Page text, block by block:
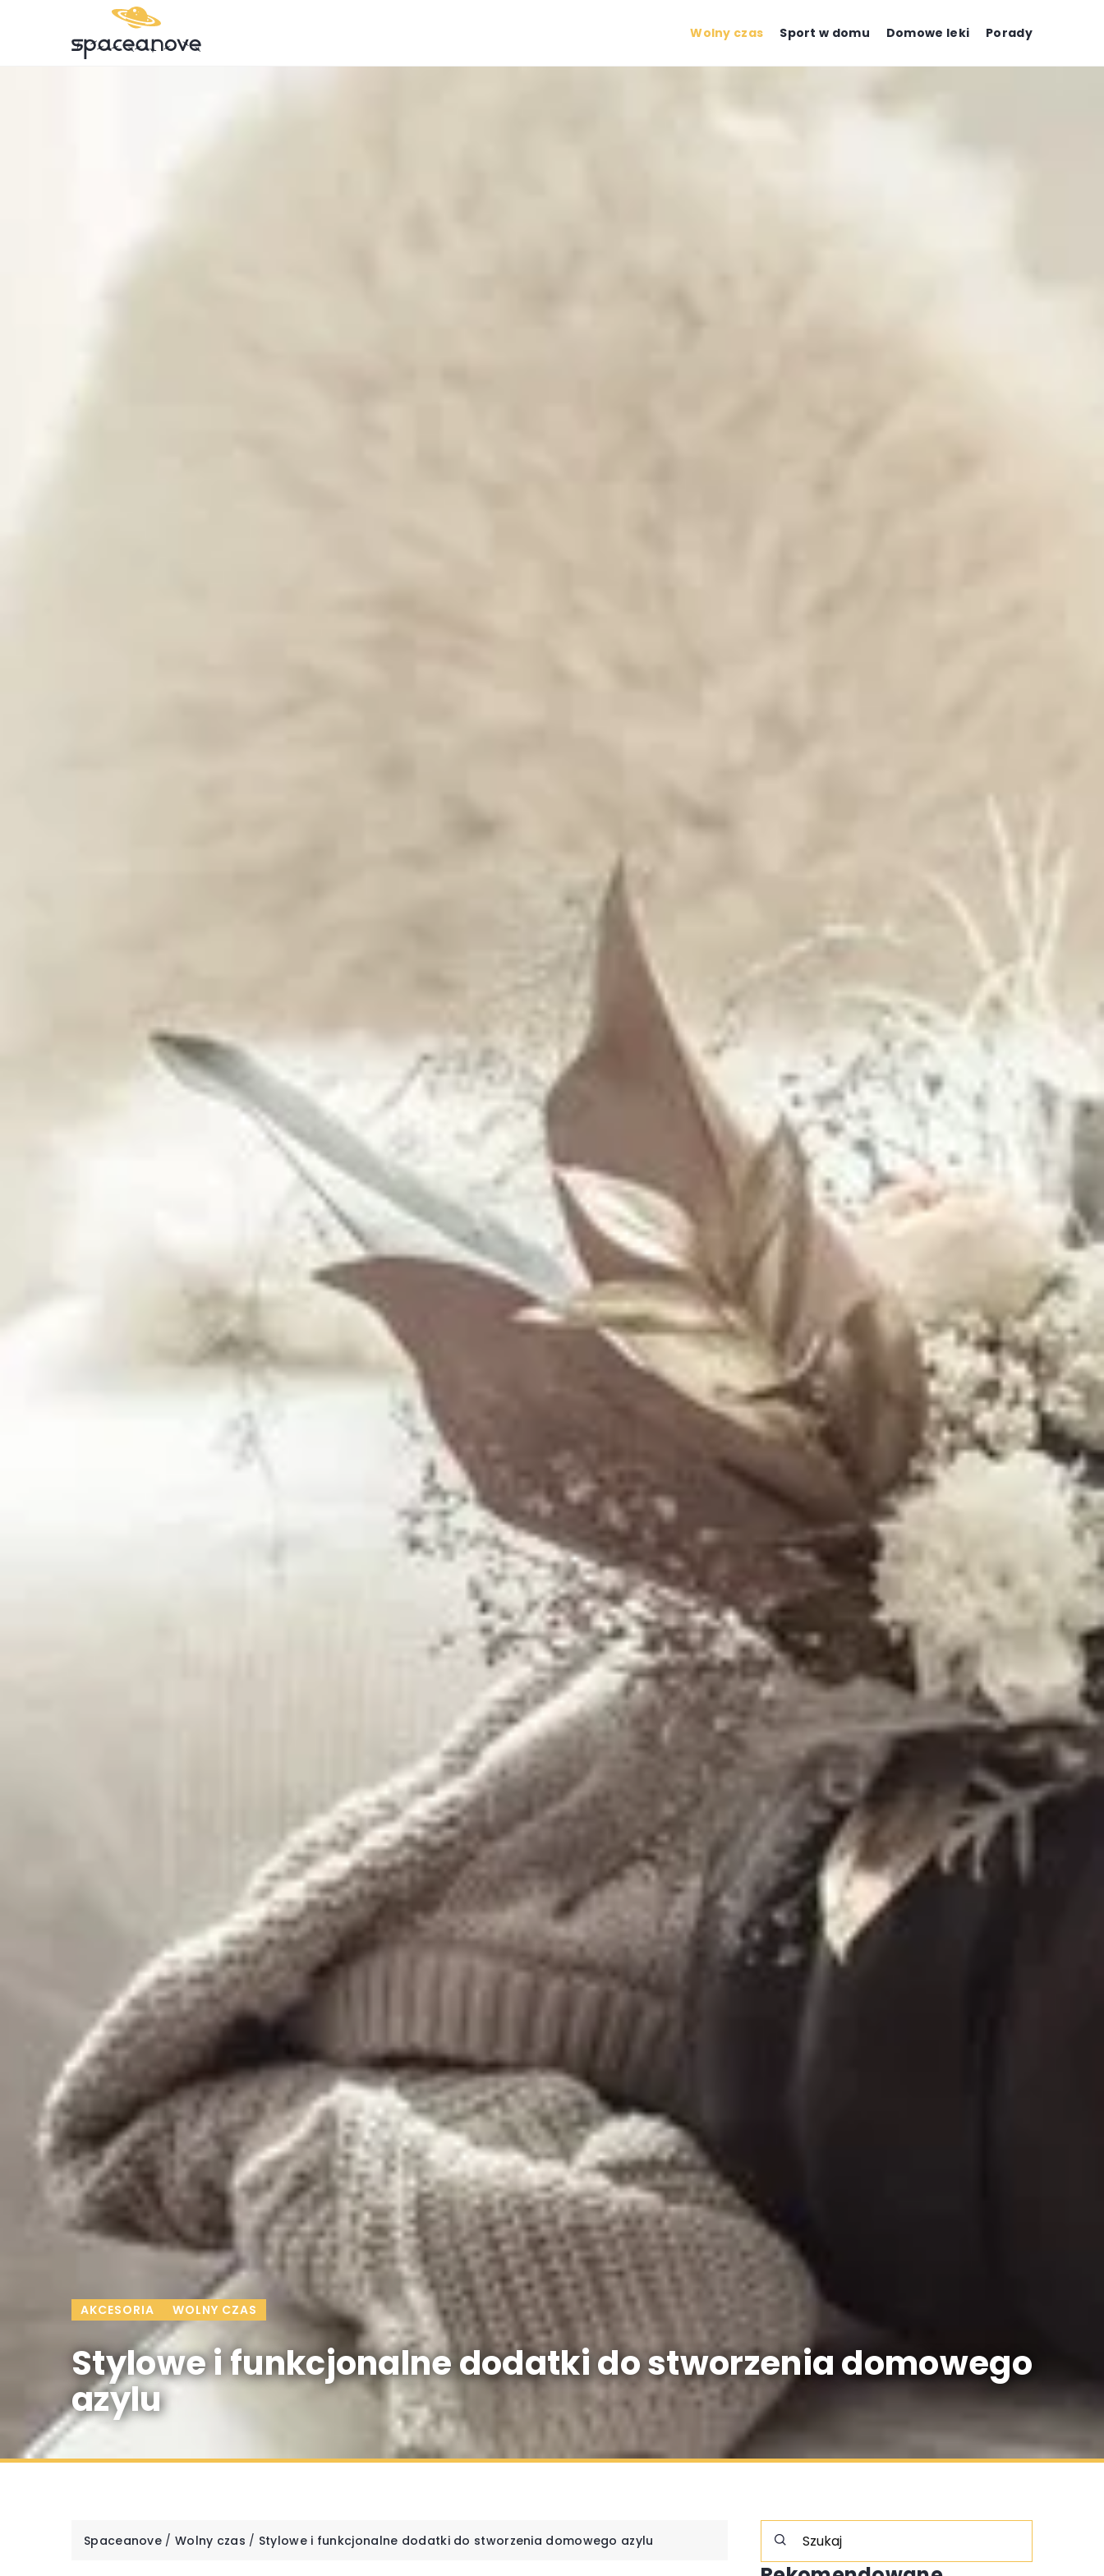
Wolny czas Sport w domu Domowe leki Porady
AKCESORIA WOLNY CZAS
Stylowe i funkcjonalne dodatki do stworzenia domowego
azylu
Spaceanove / Wolny czas / Stylowe i funkcjonalne dodatki do stworzenia domowego azylu